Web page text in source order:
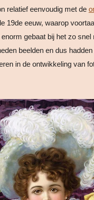
relatief eenvoudig met de
19de eeuw, waarop
gebaat bij het zo
beelden en dus
in de ontwikkeling van